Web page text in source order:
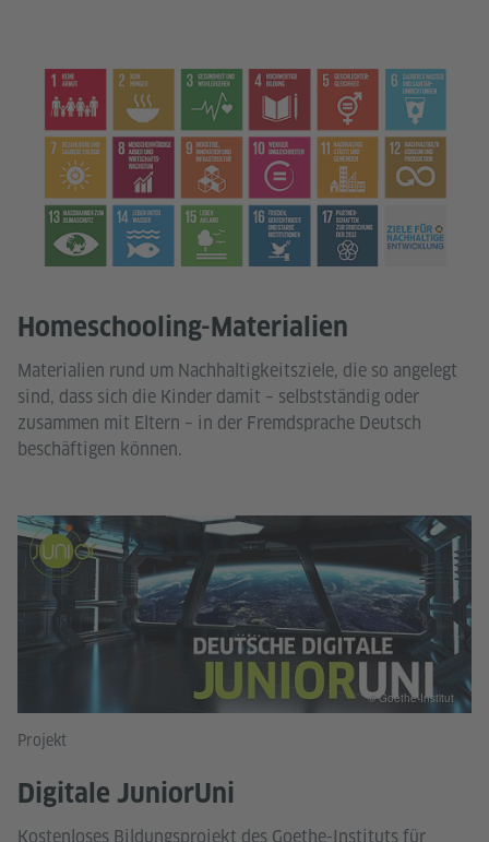
Homeschooling-Materialien
Materialien rund um Nachhaltigkeitsziele, die so angelegt
sind, dass sich die Kinder damit – selbstständig oder
zusammen mit Eltern – in der Fremdsprache Deutsch
beschäftigen können.
Projekt
Digitale JuniorUni
Kostenloses Bildungsprojekt des Goethe-Instituts für
© Goethe-Institut